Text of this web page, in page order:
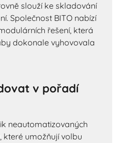
slouží ke skladování
Společnost BITO nabízí
řešení, která
dokonale vyhovovala
v pořadí
neautomatizovaných
které umožňují volbu